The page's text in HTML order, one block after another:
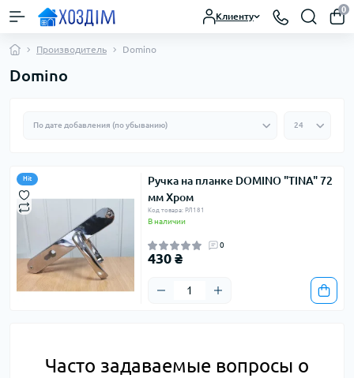
Клиенту
0
Производитель Domino
Domino
Hit
Ручка на планке DOMINO "TINA" 72
мм Хром
Код товара: РЛ181
В наличии
0
430 ₴
Часто задаваемые вопросы о